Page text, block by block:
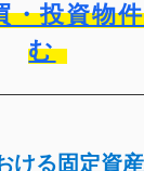
・投資物
む
ける固定資